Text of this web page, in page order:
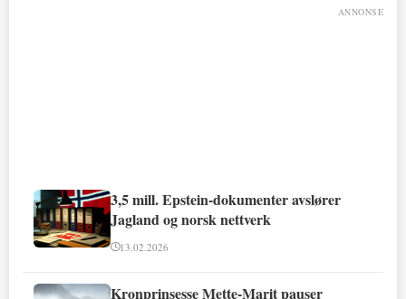
ANNONSE
3,5 mill. Epstein-dokumenter avslører
Jagland og norsk nettverk
13.02.2026
Kronprinsesse Mette-Marit pauser